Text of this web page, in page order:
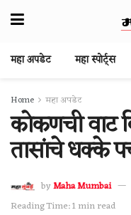
महा अपडेट महा स्पोर्ट्स
Home महा अपडेट
कोकणची वाट
तासांचे धक्के
byMaha Mumbai
Reading Time: 1 min read